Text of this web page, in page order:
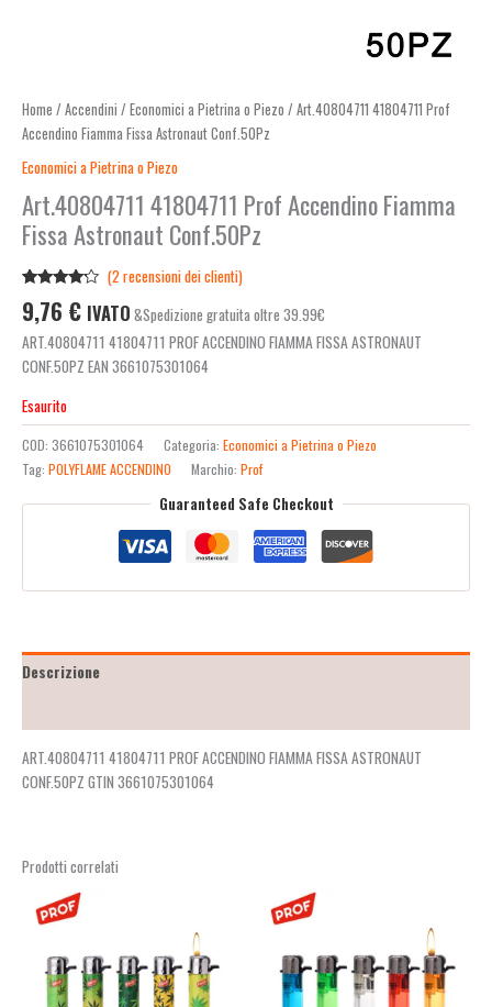
Home / Accendini / Economici a Pietrina o Piezo / Art.40804711 41804711 Prof
Accendino Fiamma Fissa Astronaut Conf.50Pz
Economici a Pietrina o Piezo
Art.40804711 41804711 Prof Accendino Fiamma
Fissa Astronaut Conf.50Pz
4.00 su
5 su
base di
(2 recensioni dei clienti)
9,76 € IVATO &Spedizione gratuita oltre 39.99€
ART.40804711 41804711 PROF ACCENDINO FIAMMA FISSA ASTRONAUT
CONF.50PZ EAN 3661075301064
Esaurito
COD: 3661075301064 Categoria: Economici a Pietrina o Piezo
Tag: POLYFLAME ACCENDINO Marchio: Prof
Guaranteed Safe Checkout
Descrizione
ART.40804711 41804711 PROF ACCENDINO FIAMMA FISSA ASTRONAUT
CONF.50PZ GTIN 3661075301064
Prodotti correlati